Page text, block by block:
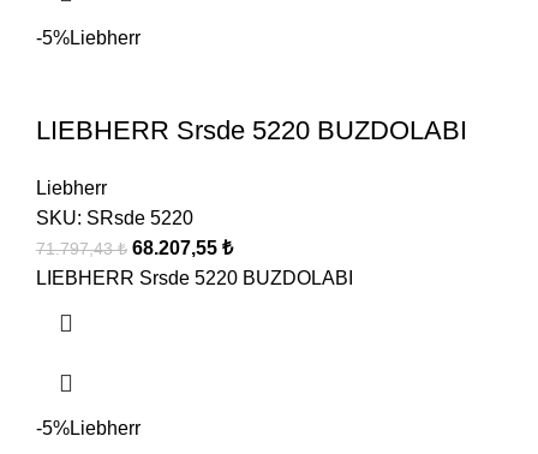
-5%Liebherr
LIEBHERR Srsde 5220 BUZDOLABI
Liebherr
SKU: SRsde 5220
71.797,43₺ 68.207,55 ₺
LIEBHERR Srsde 5220 BUZDOLABI
-5%Liebherr